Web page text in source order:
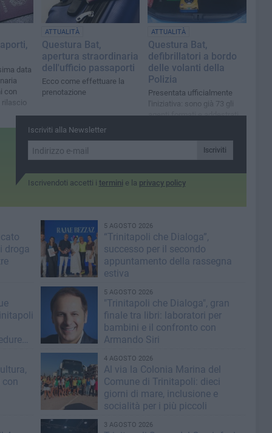
data
con
rilascio
ATTUALITÀ
Questura Bat,
apertura straordinaria
dell'ufficio passaporti
Ecco come effettuare la
prenotazione
ATTUALITÀ
Questura Bat,
defibrillatori a bordo
delle volanti della
Polizia
Presentata ufficialmente
l'iniziativa: sono già 73 gli
agenti formati e addestrati
Iscriviti alla Newsletter
Iscriviti
Iscrivendoti accetti i termini e la privacy policy
droga
5 AGOSTO 2026
“Trinitapoli che Dialoga”,
successo per il secondo
appuntamento della rassegna
estiva
5 AGOSTO 2026
"Trinitapoli che Dialoga", gran
finale tra libri: laboratori per
bambini e il confronto con
Armando Siri
4 AGOSTO 2026
Al via la Colonia Marina del
Comune di Trinitapoli: dieci
giorni di mare, inclusione e
socialità per i più piccoli
3 AGOSTO 2026